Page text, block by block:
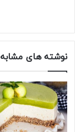
نوشته های مشابه